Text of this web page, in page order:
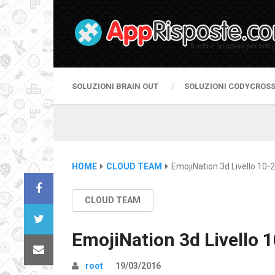
SOLUZIONI BRAIN OUT SOLUZIONI CODYCROSS
HOME CLOUD TEAM EmojiNation 3d Livello 10-2
CLOUD TEAM
EmojiNation 3d Livello
root 19/03/2016